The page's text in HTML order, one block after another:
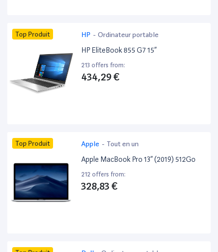
Top Produit HP - Ordinateur portable
HP EliteBook 855 G7 15”
213 offers from:
434,29 €
Top Produit Apple - Tout en un
Apple MacBook Pro 13” (2019) 512Go
212 offers from:
328,83 €